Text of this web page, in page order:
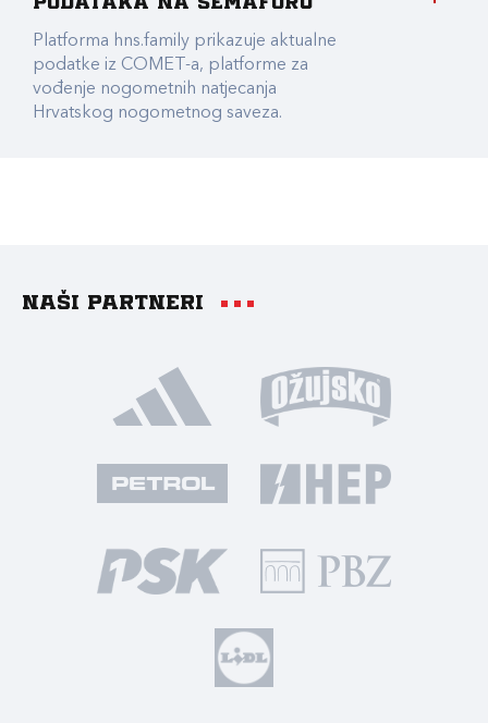
Platforma hns.family prikazuje aktualne
podatke iz COMET-a, platforme za
vođenje nogometnih natjecanja
Hrvatskog nogometnog saveza.
Naši partneri